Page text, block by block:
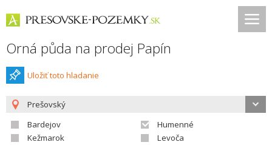
Orná půda na prodej Papín
Uložiť toto hladanie
Prešovský
Bardejov
Humenné
Kežmarok
Levoča